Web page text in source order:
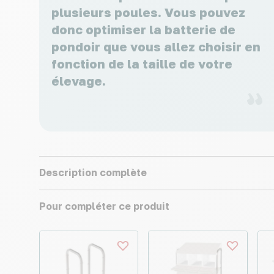
plusieurs poules. Vous pouvez
donc optimiser la batterie de
pondoir que vous allez choisir en
fonction de la taille de votre
élevage.
Description complète
Pour compléter ce produit